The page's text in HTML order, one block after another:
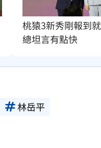
桃猿3新秀剛報到
總坦言有點快
林岳平